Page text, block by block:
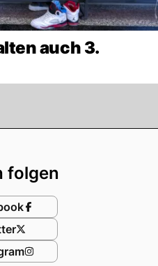
auch 3.
folgen